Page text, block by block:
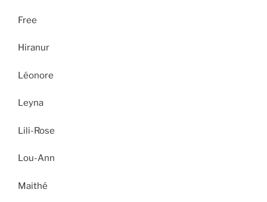
Free
Hiranur
Léonore
Leyna
Lili-Rose
Lou-Ann
Maithé